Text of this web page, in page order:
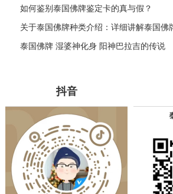
如何鉴别泰国佛牌鉴定卡的真与假？
关于泰国佛牌种类介绍：详细讲解泰国佛
泰国佛牌 湿婆神化身 阳神巴拉吉的传说
抖音